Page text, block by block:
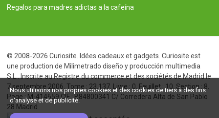
Regalos para madres adictas a la cafeína
© 2008-2026 Curiosite. Idées cadeaux et gadgets. Curiosite est
une production de Milimetrado diseño y producción multimedia
S.L.. Inscrite au Registre du commerce et des sociétés de Madrid le
7 septembre 2006. Tome : 23.137. Livre : 0. Feuillet : 10. Section : 8.
Page : M-414659 CIF : B84800341 C/ Corredera Alta de San Pablo
28 Madrid
Nous utilisons nos propres cookies et des cookies de tiers à des fins
d'analyse et de publicité.